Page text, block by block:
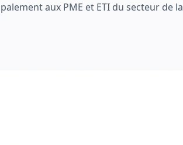
aux PME et ETI du secteur de la